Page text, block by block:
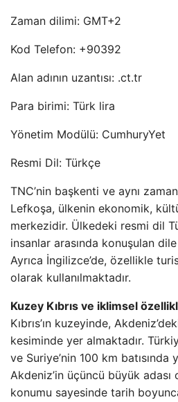
Zaman dilimi: GMT+2
Kod Telefon: +90392
Alan adının uzantısı: .ct.tr
Para birimi: Türk lira
Yönetim Modülü: CumhuryYet
Resmi Dil: Türkçe
TNC’nin başkenti ve aynı
Lefkoşa, ülkenin ekonomik,
merkezidir. Ülkedeki resmi dil
insanlar arasında konuşulan
Ayrıca İngilizce’de, özellikle
olarak kullanılmaktadır.
Kuzey Kıbrıs ve iklimsel
Kıbrıs’ın kuzeyinde,
kesiminde yer almaktadır.
ve Suriye’nin 100 km batısında
Akdeniz’in üçüncü büyük adası
konumu sayesinde tarih